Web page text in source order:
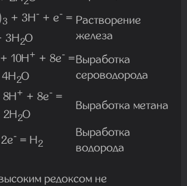
3 + 3H- + e- =
3H2O
Растворение
железа
+ 10H+ + 8e- =
2O
Выработка
сероводорода
+ + 8e- =
2H2O
Выработка метана
- = H2
Выработка
водорода
редоксом не